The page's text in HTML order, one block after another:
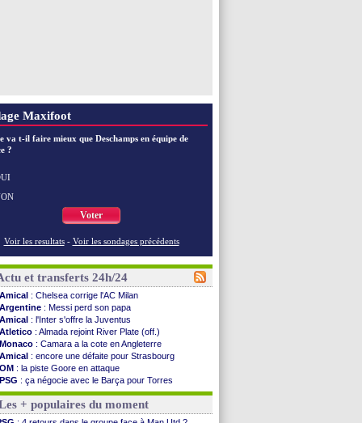
Maxifoot
va t-il faire mieux que Deschamps en équipe de
?
Voter
Voir les resultats - Voir les sondages précédents
et transferts 24h/24
Amical : Chelsea corrige l'AC Milan
Argentine : Messi perd son papa
Amical : l'Inter s'offre la Juventus
Atletico : Almada rejoint River Plate (off.)
Monaco : Camara a la cote en Angleterre
Amical : encore une défaite pour Strasbourg
OM : la piste Goore en attaque
PSG : ça négocie avec le Barça pour Torres
Amical: Rennes s'incline contre Brentford
Arsenal: c'est signé pour Guimaraes (officiel)
Amical: Le Mans concède un nul
+ populaires du moment